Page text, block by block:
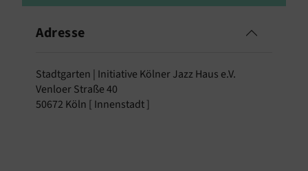
Adresse
Stadtgarten | Initiative Kölner Jazz Haus e.V.
Venloer Straße 40
50672 Köln [ Innenstadt ]